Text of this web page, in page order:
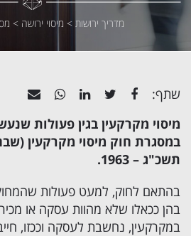
מדריך ירושות > מיסוי ירושה >
שתף:
מיסוי מקרקעין בגין פעולות
במסגרת חוק מיסוי מקרקעין
תשכ"ג – 1963.
בהתאם לחוק, למעט פעולות
בהן ככאלו שלא מהוות עסקה או
במקרקעין, נחשבת לעסקה וככזו,